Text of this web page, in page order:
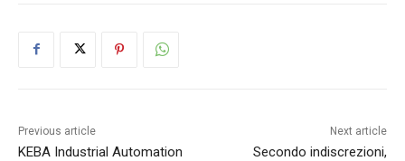
Previous article
KEBA Industrial Automation
Next article
Secondo indiscrezioni,